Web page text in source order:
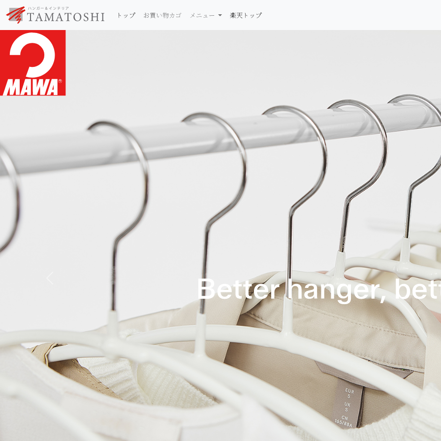
トップ お買い物カゴ メニュー 楽天トップ